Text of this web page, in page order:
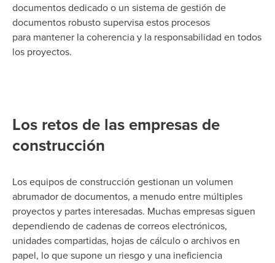
documentos dedicado o un sistema de gestión de
documentos robusto supervisa estos procesos
para mantener la coherencia y la responsabilidad en todos
los proyectos.
Los retos de las empresas de
construcción
Los equipos de construcción gestionan un volumen
abrumador de documentos, a menudo entre múltiples
proyectos y partes interesadas. Muchas empresas siguen
dependiendo de cadenas de correos electrónicos,
unidades compartidas, hojas de cálculo o archivos en
papel, lo que supone un riesgo y una ineficiencia